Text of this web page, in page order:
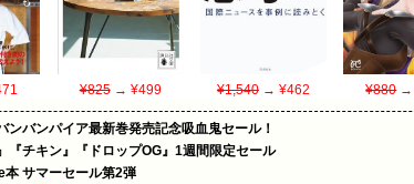
¥825→ ¥499 ¥1,540→ ¥462 ¥880→
ンバンパイア最新巻発売記念吸血鬼セール！
『チキン』『ドロップOG』1週間限定セール
サマーセール第2弾